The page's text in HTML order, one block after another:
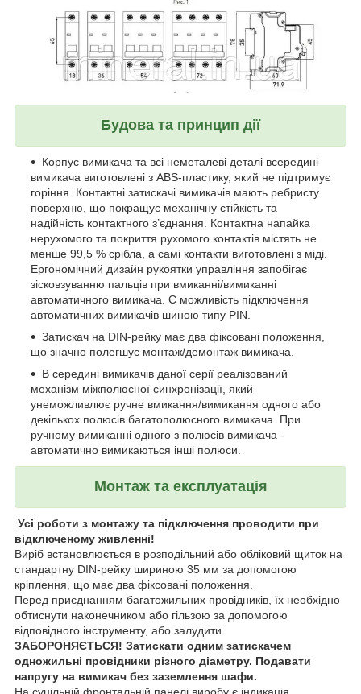
Будова та принцип дії
Корпус вимикача та всі неметалеві деталі всередині
вимикача виготовлені з ABS-пластику, який не підтримує
горіння. Контактні затискачі вимикачів мають ребристу
поверхню, що покращує механічну стійкість та
надійність контактного з’єднання. Контактна напайка
нерухомого та покриття рухомого контактів містять не
менше 99,5 % срібла, а самі контакти виготовлені з міді.
Ергономічний дизайн рукоятки управління запобігає
зісковзуванню пальців при вмиканні/вимиканні
автоматичного вимикача. Є можливість підключення
автоматичних вимикачів шиною типу PIN.
Затискач на DIN-рейку має два фіксовані положення,
що значно полегшує монтаж/демонтаж вимикача.
В середині вимикачів даної серії реалізований
механізм міжполюсної синхронізації, який
унеможливлює ручне вмикання/вимикання одного або
декількох полюсів багатополюсного вимикача. При
ручному вимиканні одного з полюсів вимикача -
автоматично вимикаються інші полюси.
Монтаж та експлуатація
Усі роботи з монтажу та підключення проводити при
відключеному живленні!
Виріб встановлюється в розподільний або обліковий щиток на
стандартну DIN-рейку шириною 35 мм за допомогою
кріплення, що має два фіксовані положення.
Перед приєднанням багатожильних провідників, їх необхідно
обтиснути наконечником або гільзою за допомогою
відповідного інструменту, або залудити.
ЗАБОРОНЯЄТЬСЯ! Затискати одним затискачем
одножильні провідники різного діаметру. Подавати
напругу на вимикач без заземлення шафи.
На суцільній фронтальній панелі виробу є індикація